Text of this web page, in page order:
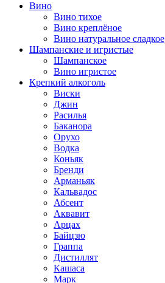
Вино
Вино тихое
Вино креплёное
Вино натуральное сладкое
Шампанские и игристые
Шампанское
Вино игристое
Крепкий алкоголь
Виски
Джин
Расилья
Баканора
Орухо
Водка
Коньяк
Бренди
Арманьяк
Кальвадос
Абсент
Аквавит
Арцах
Байцзю
Граппа
Дистиллят
Кашаса
Марк